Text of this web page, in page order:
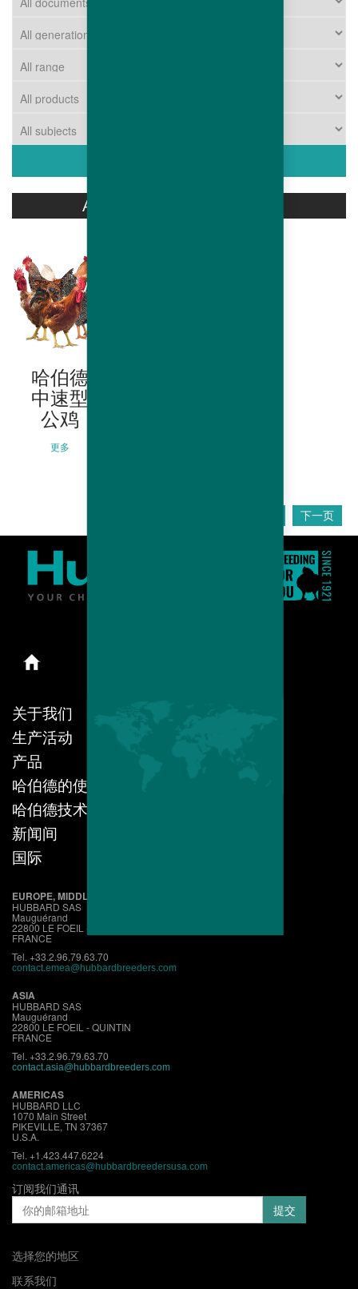
ASSOCIATED PRODUCTS
哈伯德
中速型
公鸡
更多
下一页
关于我们
生产活动
产品
哈伯德的使命
哈伯德技术
新闻间
国际
EUROPE, MIDDLE EAST, AFRICA
HUBBARD SAS
Mauguérand
22800 LE FOEIL - QUINTIN
FRANCE
Tel. +33.2.96.79.63.70
contact.emea@hubbardbreeders.com
ASIA
HUBBARD SAS
Mauguérand
22800 LE FOEIL - QUINTIN
FRANCE
Tel. +33.2.96.79.63.70
contact.asia@hubbardbreeders.com
AMERICAS
HUBBARD LLC
1070 Main Street
PIKEVILLE, TN 37367
U.S.A.
Tel. +1.423.447.6224
contact.americas@hubbardbreedersusa.com
订阅我们通讯
选择您的地区
联系我们